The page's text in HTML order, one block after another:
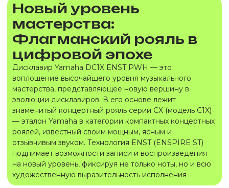
Новый уровень
мастерства:
Флагманский рояль в
цифровой эпохе
Дисклавир Yamaha DC1X ENST PWH — это
воплощение высочайшего уровня музыкального
мастерства, представляющее новую вершину в
эволюции дисклавиров. В его основе лежит
знаменитый концертный рояль серии CX (модель C1X)
— эталон Yamaha в категории компактных концертных
роялей, известный своим мощным, ясным и
отзывчивым звуком. Технология ENST (ENSPIRE ST)
поднимает возможности записи и воспроизведения
на новый уровень, фиксируя не только ноты, но и всю
художественную выразительность исполнения